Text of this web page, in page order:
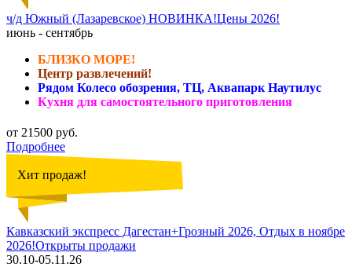
ч/д Южный (Лазаревское) НОВИНКА!Цены 2026!
июнь - сентябрь
БЛИЗКО МОРЕ!
Центр развлечений!
Рядом Колесо обозрения, ТЦ, Аквапарк Наутилус
Кухня для самостоятельного приготовления
от 21500 руб.
Подробнее
Хит продаж!
Кавказский экспресс Дагестан+Грозный 2026, Отдых в ноябре
2026!Открыты продажи
30.10-05.11.26